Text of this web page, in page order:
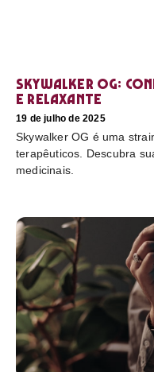
Skywalker OG:
e relaxante
19 de julho de 2025
Skywalker OG é uma
terapêuticos. Descubra
medicinais.